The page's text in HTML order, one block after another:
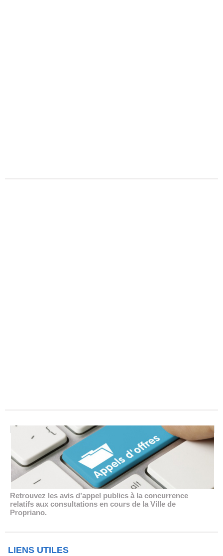
Retrouvez les avis d’appel publics à la concurrence
relatifs aux consultations en cours de la Ville de
Propriano.
LIENS UTILES